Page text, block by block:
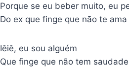
Porque se eu beber muito, eu
Do ex que finge que não te ama
Iêiê, eu sou alguém
Que finge que não tem